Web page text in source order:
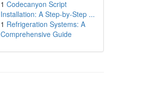
1 Codecanyon Script
Installation: A Step-by-Step ...
1 Refrigeration Systems: A
Comprehensive Guide